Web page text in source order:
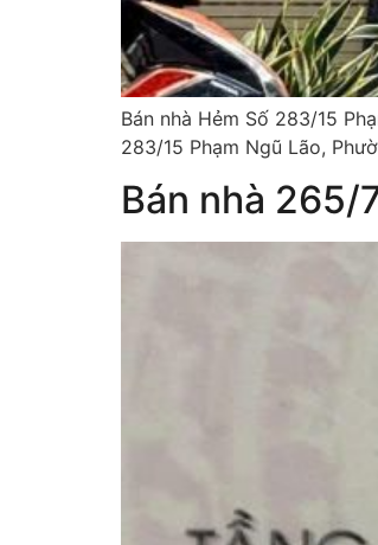
Bán nhà Hẻm Số 283/15
283/15 Phạm Ngũ Lão,
Bán nhà 265/